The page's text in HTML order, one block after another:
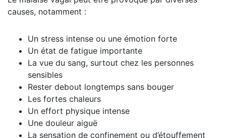
causes, notamment :
Un stress intense ou une émotion forte
Un état de fatigue importante
La vue du sang, surtout chez les personnes
sensibles
Rester debout longtemps sans bouger
Les fortes chaleurs
Un effort physique intense
Une douleur aiguë
La sensation de confinement ou d’étouffement